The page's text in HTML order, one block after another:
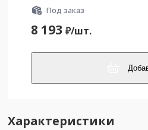
Под заказ
8 193 ₽/шт.
Характеристики